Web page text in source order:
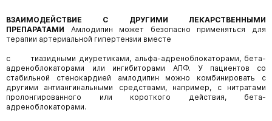
ВЗАИМОДЕЙСТВИЕ С ДРУГИМИ ЛЕКАРСТВЕННЫМИ
ПРЕПАРАТАМИ Амлодипин может безопасно применяться для
терапии артериальной гипертензии вместе
с тиазидными диуретиками, альфа-адреноблокаторами, бета-
адреноблокаторами или ингибиторами АПФ. У пациентов со
стабильной стенокардией амлодипин можно комбинировать с
другими антиангинальными средствами, например, с нитратами
пролонгированного или короткого действия, бета-
адреноблокаторами.